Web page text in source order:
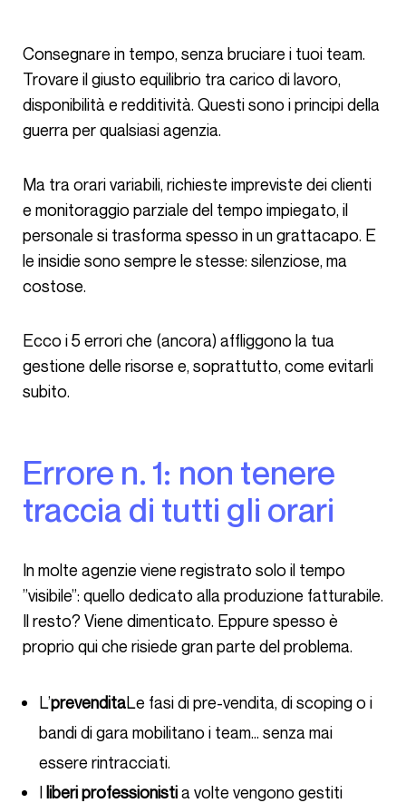
Consegnare in tempo, senza bruciare i tuoi team.
Trovare il giusto equilibrio tra carico di lavoro,
disponibilità e redditività. Questi sono i principi della
guerra per qualsiasi agenzia.
Ma tra orari variabili, richieste impreviste dei clienti
e monitoraggio parziale del tempo impiegato, il
personale si trasforma spesso in un grattacapo. E
le insidie sono sempre le stesse: silenziose, ma
costose.
Ecco i 5 errori che (ancora) affliggono la tua
gestione delle risorse e, soprattutto, come evitarli
subito.
Errore n. 1: non tenere
traccia di tutti gli orari
In molte agenzie viene registrato solo il tempo
”visibile”: quello dedicato alla produzione fatturabile.
Il resto? Viene dimenticato. Eppure spesso è
proprio qui che risiede gran parte del problema.
L’prevenditaLe fasi di pre-vendita, di scoping o i
bandi di gara mobilitano i team… senza mai
essere rintracciati.
I liberi professionistia volte vengono gestiti